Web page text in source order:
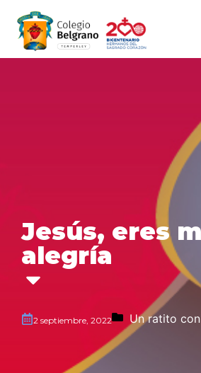
Jesús, eres
alegría
2 septiembre, 2022 Un ratito